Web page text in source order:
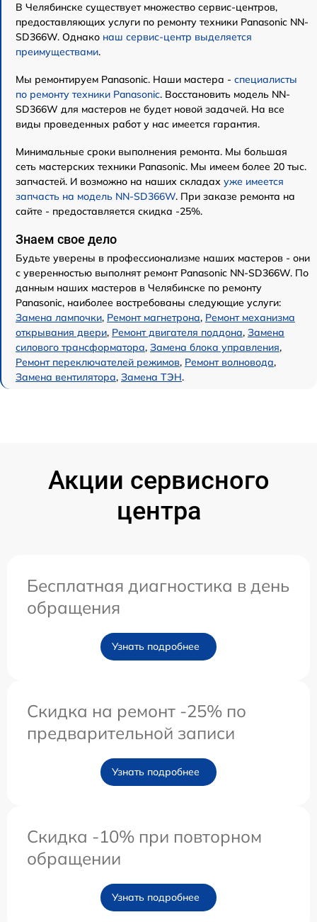
В Челябинске существует множество сервис-центров,
предоставляющих услуги по ремонту техники Panasonic NN-
SD366W. Однако наш сервис-центр выделяется
преимуществами.
Мы ремонтируем Panasonic. Наши мастера - специалисты
по ремонту техники Panasonic. Восстановить модель NN-
SD366W для мастеров не будет новой задачей. На все
виды проведенных работ у нас имеется гарантия.
Минимальные сроки выполнения ремонта. Мы большая
сеть мастерских техники Panasonic. Мы имеем более 20 тыс.
запчастей. И возможно на наших складах уже имеется
запчасть на модель NN-SD366W. При заказе ремонта на
сайте - предоставляется скидка -25%.
Знаем свое дело
Будьте уверены в профессионализме наших мастеров - они
с уверенностью выполнят ремонт Panasonic NN-SD366W. По
данным наших мастеров в Челябинске по ремонту
Panasonic, наиболее востребованы следующие услуги:
Замена лампочки, Ремонт магнетрона, Ремонт механизма
открывания двери, Ремонт двигателя поддона, Замена
силового трансформатора, Замена блока управления,
Ремонт переключателей режимов, Ремонт волновода,
Замена вентилятора, Замена ТЭН.
Акции сервисного
центра
Бесплатная диагностика в день
обращения
Узнать подробнее
Скидка на ремонт -25% по
предварительной записи
Узнать подробнее
Скидка -10% при повторном
обращении
Узнать подробнее